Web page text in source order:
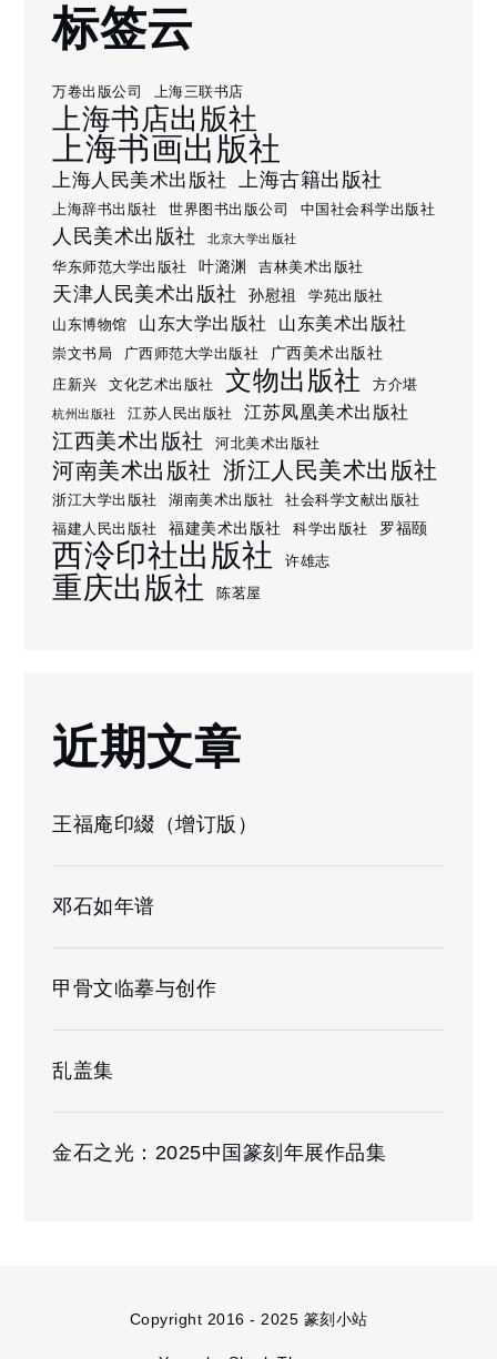
标签云
万卷出版公司 上海三联书店
上海书店出版社
上海书画出版社
上海人民美术出版社 上海古籍出版社
上海辞书出版社 世界图书出版公司 中国社会科学出版社
人民美术出版社 北京大学出版社
华东师范大学出版社 叶潞渊 吉林美术出版社
天津人民美术出版社 孙慰祖
学苑出版社
山东博物馆
山东大学出版社 山东美术出版社
崇文书局 广西师范大学出版社 广西美术出版社
庄新兴 文化艺术出版社 文物出版社 方介堪
杭州出版社 江苏人民出版社 江苏凤凰美术出版社
江西美术出版社 河北美术出版社
河南美术出版社 浙江人民美术出版社
浙江大学出版社 湖南美术出版社
社会科学文献出版社
福建人民出版社
福建美术出版社 科学出版社 罗福颐
西泠印社出版社 许雄志
重庆出版社 陈茗屋
近期文章
王福庵印綴（增订版）
邓石如年谱
甲骨文临摹与创作
乱盖集
金石之光：2025中国篆刻年展作品集
Copyright 2016 - 2025 篆刻小站